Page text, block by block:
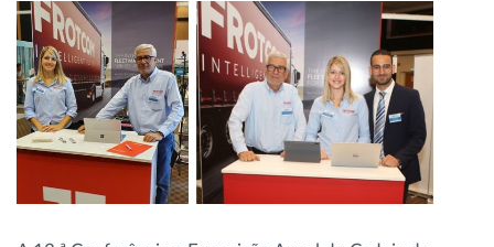
Como resolvemos cada necessidade da
atividade da frota
Calculadora de Benefícios